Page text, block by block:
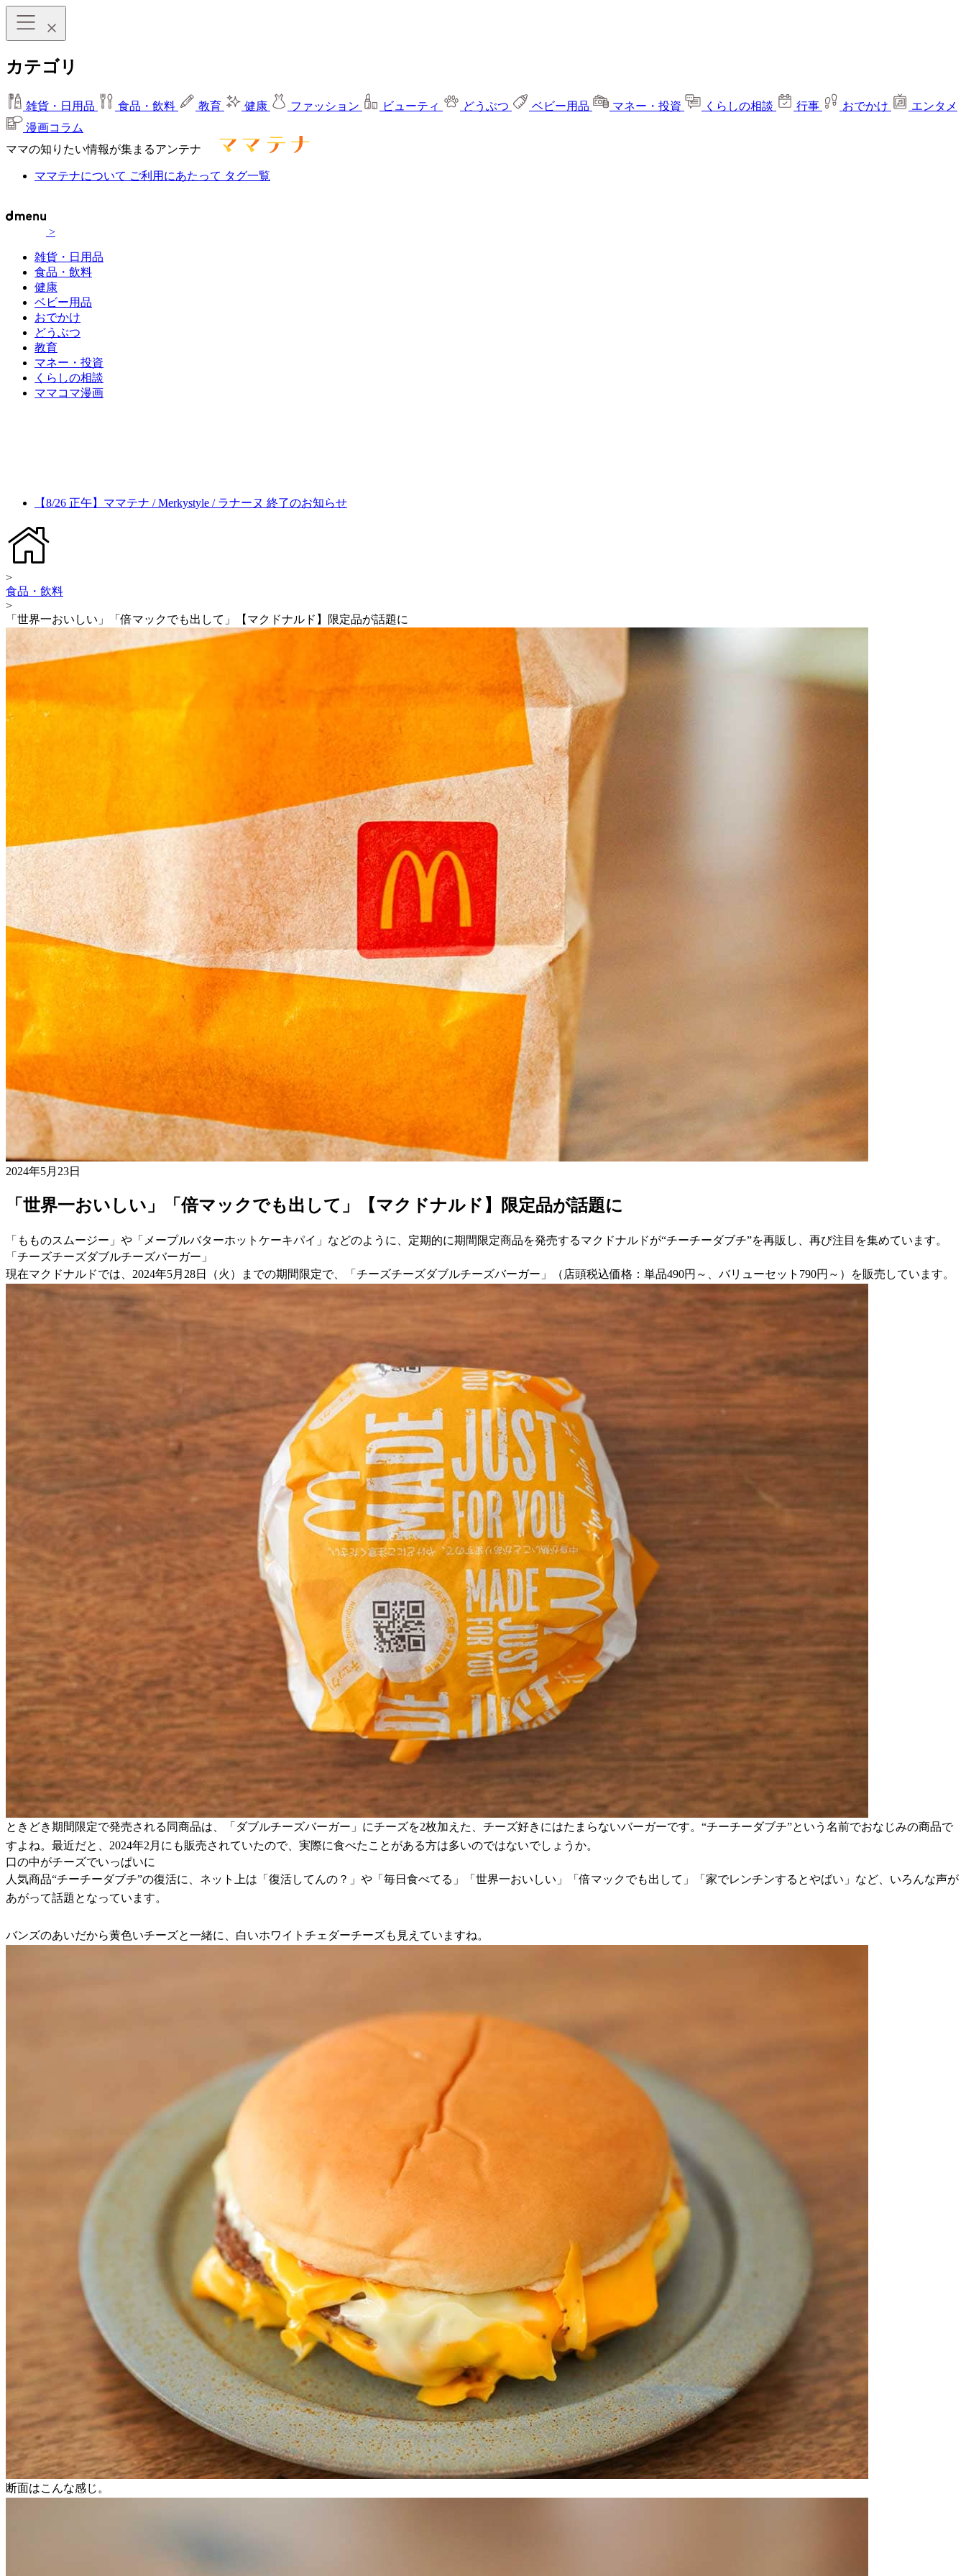
カテゴリ
雑貨・日用品 食品・飲料 教育 健康 ファッション ビューティ どうぶつ ベビー用品 マネー・投資 くらしの相談 行事 おでかけ
エンタメ
漫画コラム
ママの知りたい情報が集まるアンテナ
ママテナについて ご利用にあたって タグ一覧
>
雑貨・日用品
食品・飲料
健康
ベビー用品
おでかけ
どうぶつ
教育
マネー・投資
くらしの相談
ママコマ漫画
【8/26 正午】ママテナ / Merkystyle / ラナーヌ 終了のお知らせ
>
食品・飲料
>
「世界一おいしい」「倍マックでも出して」【マクドナルド】限定品が話題に
2024年5月23日
「世界一おいしい」「倍マックでも出して」【マクドナルド】限定品が話題に
「もものスムージー」や「メープルバターホットケーキパイ」などのように、定期的に期間限定商品を発売するマクドナルドが“チーチーダブチ”を再販し、再び注目を集めています。
「チーズチーズダブルチーズバーガー」
現在マクドナルドでは、2024年5月28日（火）までの期間限定で、「チーズチーズダブルチーズバーガー」（店頭税込価格：単品490円～、バリューセット790円～）を販売しています。
ときどき期間限定で発売される同商品は、「ダブルチーズバーガー」にチーズを2枚加えた、チーズ好きにはたまらないバーガーです。“チーチーダブチ”という名前でおなじみの商品で
すよね。最近だと、2024年2月にも販売されていたので、実際に食べたことがある方は多いのではないでしょうか。
口の中がチーズでいっぱいに
人気商品“チーチーダブチ”の復活に、ネット上は「復活してんの？」や「毎日食べてる」「世界一おいしい」「倍マックでも出して」「家でレンチンするとやばい」など、いろんな声が
あがって話題となっています。
バンズのあいだから黄色いチーズと一緒に、白いホワイトチェダーチーズも見えていますね。
断面はこんな感じ。